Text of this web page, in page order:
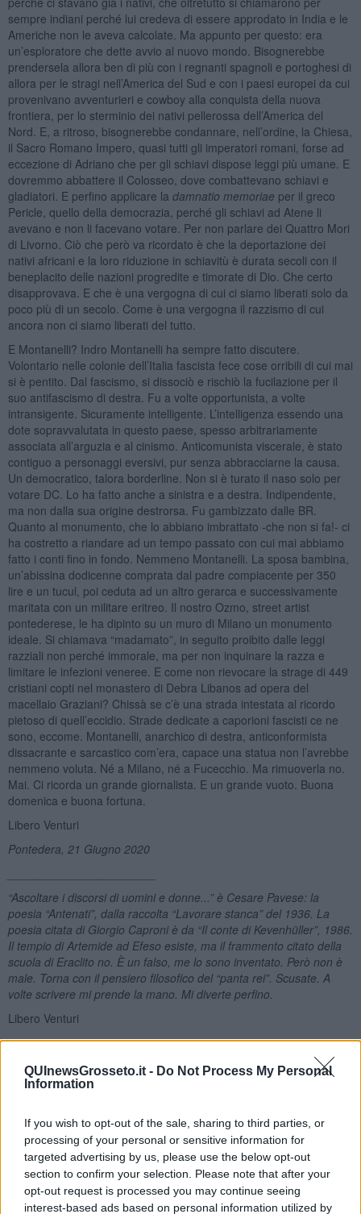
QUInewsGrosseto.it - Do Not Process My Personal
Information
If you wish to opt-out of the sale, sharing to third parties, or
processing of your personal or sensitive information for
targeted advertising by us, please use the below opt-out
section to confirm your selection. Please note that after your
opt-out request is processed you may continue seeing
interest-based ads based on personal information utilized by
sempre indiani perché lui credeva di essere approdato in India e le
Americhe non le aveva calcolate. Ma appunto per questo: era
un’esploratore che dette avvio al nuovo mondo. Bisognerebbe
prendersela allora ben di più con i regnanti spagnoli e portoghesi di
allora per le stragi nell’America del Sud e con i paesi europei da cui
provenivano avventurieri e cowboy alla conquista della nuova
frontiera, per lo sterminio dei nativi pellerossa dell’America del
Nord. E, a ritroso, bisognerebbe condannare, nell’ordine, la Chiesa,
il Sacro Romano Impero, quasi tutti gli imperatori romani, forse ad
eccezione di Adriano che per gli schiavi dispose leggi più umane. E
dovremmo abbattere il Colosseo, dove combattevano schiavi e
gladiatori. E perfino applicare la damnatio memoriae per il greco
Pericle, quello della democrazia, perché gli schiavi ad Atene li
avevano e non li facevano votare. Per non parlare dei Quattro Mori
di Livorno. Ciò che però va ricordato è che la deportazione dei
nativi africani e la loro riduzione in schiavitù è durata secoli con il
beneplacito delle nazioni progredite e timorate di Dio. Che certo
disapprovava. E che è una vergogna di cui ci siamo liberati solo da
poco più di un secolo. Come è una vergogna il razzismo di cui
ancora non ci siamo liberati del tutto.
E Montanelli? Indro Montanelli ha sempre fatto discutere.
Volontario nelle colonie dell’Italia fascista fece cose orribili di cui mai
si è pentito. Dal fascismo, si dissociò e rischiò la fucilazione per il
suo antifascismo di destra. Fu a volte opportunista, a volte
intransigente. Sicuramente intelligente. L’intelligenza essendo una
dote sopravvalutata in questo paese, spesso arbitrariamente
associata all’arguzia e al cinismo. Anticomunista viscerale, è stato
contiguo a personaggi eversivi, pur senza abbracciarne la causa.
Un democratico, talora borderline. Non si è turato il naso solo per
votare DC. Lo ha fatto anche a sinistra e a destra. Indipendente,
ma non dalla sua origine destrorsa. Fu gambizzato dalle BR.
Quanto al monumento, che lo abbiano imbrattato -che non si fa!- ci
ha costretto a riandare ad un tempo passato con cui mai abbiamo
fatto i conti fino in fondo. Nemmeno Montanelli. La sposa bambina,
un’abissina dodicenne comprata dal padre compiacente per 350
lire e un tucul, poi ceduta ad un altro gerarca e successivamente
maritata con un militare eritreo. Il nostro Ozmo, street artist
pontederese, le ha dipinto su un muro di Milano un monumento
ideale. Si chiamava “madamato”, in seguito proibito dalle leggi
razziali non perché immorale, ma per non inquinare la razza e
limitare le infezioni veneree. E come non rievocare la strage di 449
cristiani copti nel monastero di Debra Libanos ad opera del
macellaio Graziani? Chissà se c’è una strada intestata al ricordo
pietoso di quell’eccidio. Strade dedicate a caporioni fascisti ce ne
sono, eccome. Montanelli, anarchico di destra, anticonformista
dissacrante e sarcastico com’era, capace una statua non l’avrebbe
nemmeno voluta. Né a Milano, né a Fucecchio. Ma rimuoverla no.
Mai. Ci ricorda un grande giornalista. E un grande vuoto. Buona
domenica e buona fortuna.
Libero Venturi
Pontedera, 21 Giugno 2020
“Ascoltare i discorsi di uomini e donne...” è Cesare Pavese: la
poesia “Antenati”, dalla raccolta “Lavorare stanca” del 1936. La
poesia citata di Giorgio Caproni è da “Il conte di Kevenhüller”, 1986.
Il tempio di Artemide ad Efeso esiste, ma il frammento citato della
scuola di Eraclito no. È un falso, me lo sono inventato. Però non è
male. Torna con il pensiero filosofico del “panta rei”. Scusate. A
volte scrivere mi prende la mano. Mi diverte perfino.
Libero Venturi
Se vuoi leggere le notizie principali della Toscana iscriviti alla
Newsletter QUInews - ToscanaMedia.Arriva gratis tutti i giorni
alle 20:00 direttamente nella tua casella di posta.
Basta cliccareQUI
Ti potrebbe interessare anche: